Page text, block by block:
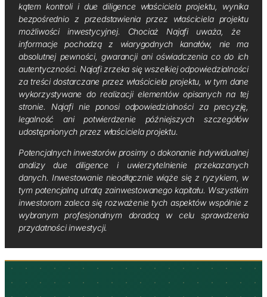
kątem kontroli i due diligence właściciela projektu, wynika
bezpośrednio z przedstawienia przez właściciela projektu
możliwości inwestycyjnej. Chociaż Najafi uważa, że ​​
informacje pochodzą z wiarygodnych kanałów, nie ma
absolutnej pewności, gwarancji ani oświadczenia co do ich
autentyczności. Najafi zrzeka się wszelkiej odpowiedzialności
za treści dostarczane przez właściciela projektu, w tym dane
wykorzystywane do realizacji elementów opisanych na tej
stronie. Najafi nie ponosi odpowiedzialności za precyzję,
legalność ani potwierdzenie późniejszych szczegółów
udostępnionych przez właściciela projektu.
Potencjalnych inwestorów prosimy o dokonanie indywidualnej
analizy due diligence i uwierzytelnienie przekazanych
danych. Inwestowanie nieodłącznie wiąże się z ryzykiem, w
tym potencjalną utratą zainwestowanego kapitału. Wszystkim
inwestorom zaleca się rozważenie tych aspektów wspólnie z
wybranym profesjonalnym doradcą w celu sprawdzenia
przydatności inwestycji.